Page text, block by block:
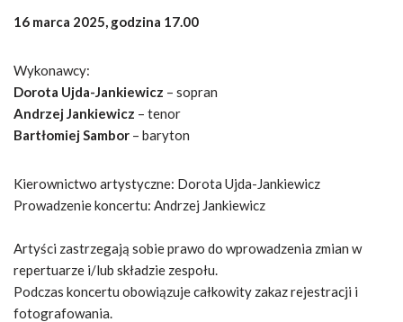
16 marca 2025, godzina 17.00
Wykonawcy:
Dorota Ujda-Jankiewicz – sopran
Andrzej Jankiewicz – tenor
Bartłomiej Sambor – baryton
Kierownictwo artystyczne: Dorota Ujda-Jankiewicz
Prowadzenie koncertu: Andrzej Jankiewicz
Artyści zastrzegają sobie prawo do wprowadzenia zmian w
repertuarze i/lub składzie zespołu.
Podczas koncertu obowiązuje całkowity zakaz rejestracji i
fotografowania.